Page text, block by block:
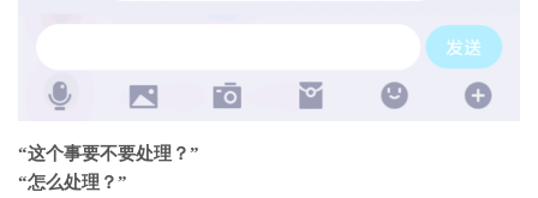
“这个事要不要处理？”
“怎么处理？”